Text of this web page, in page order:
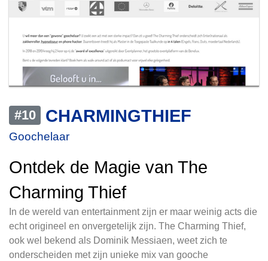
#10 CHARMINGTHIEF
Goochelaar
Ontdek de Magie van The
Charming Thief
In de wereld van entertainment zijn er maar weinig acts die
echt origineel en onvergetelijk zijn. The Charming Thief,
ook wel bekend als Dominik Messiaen, weet zich te
onderscheiden met zijn unieke mix van gooche